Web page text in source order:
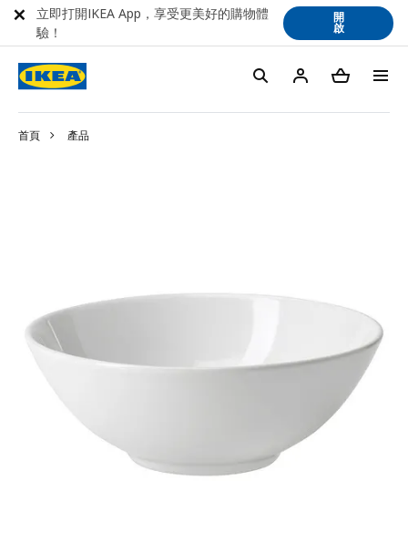
首頁 產品
立即打開IKEA App，享受更美好的購物體
驗！
開
啟